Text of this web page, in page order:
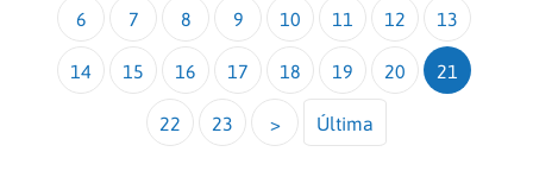
6 7 8 9 10 11 12 13
14 15 16 17 18 19 20 21
22 23 > Última